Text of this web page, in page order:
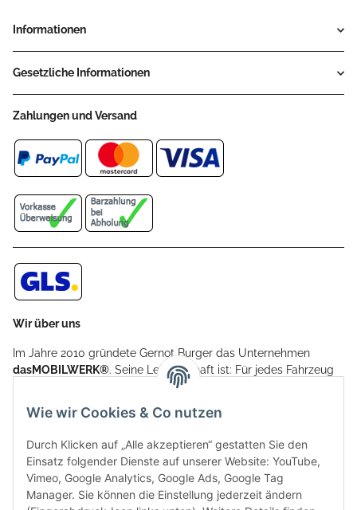
Informationen
Gesetzliche Informationen
Zahlungen und Versand
Wir über uns
Im Jahre 2010 gründete Gernot Burger das Unternehmen
dasMOBILWERK®. Seine Leidenschaft ist: Für jedes Fahrzeug
ein Car Cover anzubieten - passgenau und individuell.
Aufgrund der vielen positiven Kundenrückmeldungen kamen
weitere Produkte, wie Reifenschuhe, Hardtopständer hinzu.
Seine Reifenschoner werden in Deutschland produziert und
sind mit hochwertigen Techniken und Materialien gefertigt.
dasMOBILWERK® ist seit der Gründung ein
Familienunternehmen, welches sich seit 2010 auf
Wie wir Cookies & Co nutzen
Durch Klicken auf „Alle akzeptieren“ gestatten Sie den
Einsatz folgender Dienste auf unserer Website: YouTube,
Vimeo, Google Analytics, Google Ads, Google Tag
Manager. Sie können die Einstellung jederzeit ändern